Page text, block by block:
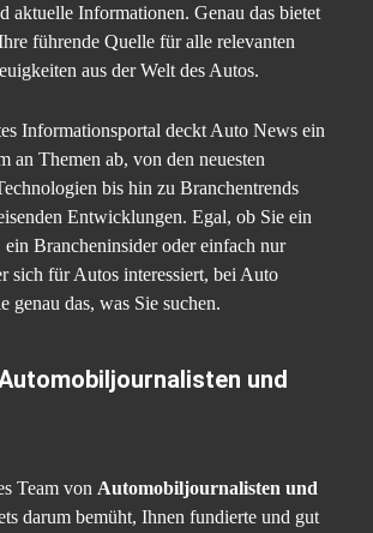
aktuelle Informationen. Genau das bietet
führende Quelle für alle relevanten
aus der Welt des Autos.
Informationsportal deckt Auto News ein
an Themen ab, von den neuesten
bis hin zu Branchentrends
Entwicklungen. Egal, ob Sie ein
ein Brancheninsider oder einfach nur
sich für Autos interessiert, bei Auto
genau das, was Sie suchen.
und
Team von Automobiljournalisten und
darum bemüht, Ihnen fundierte und gut